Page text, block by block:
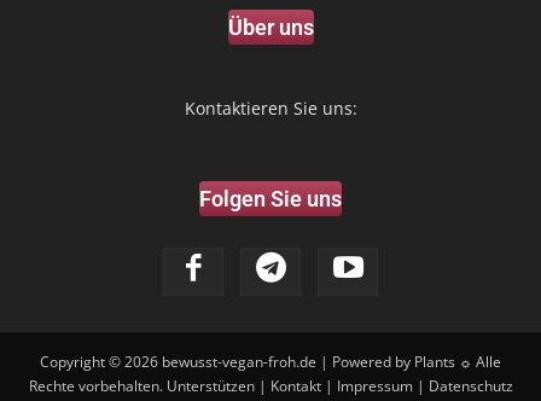
Über uns
Kontaktieren Sie uns:
Folgen Sie uns
Copyright © 2026 bewusst-vegan-froh.de | Powered by Plants ☼ Alle
Rechte vorbehalten. Unterstützen| Kontakt| Impressum| Datenschutz